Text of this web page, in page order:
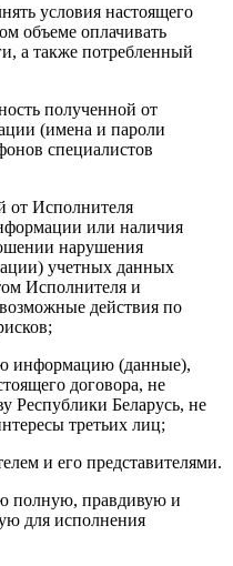
условия настоящего
объеме оплачивать
а также потребленный
полученной от
(имена и пароли
специалистов
от Исполнителя
или наличия
нарушения
учетных данных
Исполнителя и
действия по
информацию (данные),
договора, не
Республики Беларусь, не
третьих лиц;
и его представителями.
полную, правдивую и
для исполнения